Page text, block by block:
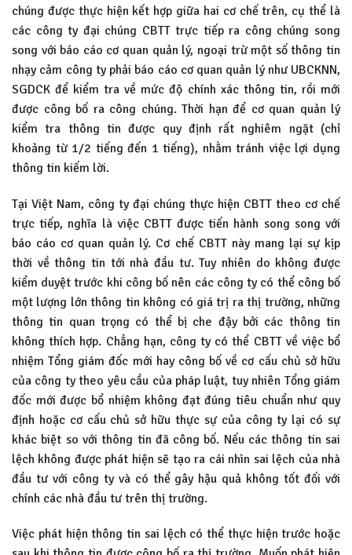
chúng được thực hiện kết hợp giữa hai cơ chế trên, cụ thể là
các công ty đại chúng CBTT trực tiếp ra công chúng song
song với báo cáo cơ quan quản lý, ngoại trừ một số thông tin
nhạy cảm công ty phải báo cáo cơ quan quản lý như UBCKNN,
SGDCK để kiểm tra về mức độ chính xác thông tin, rồi mới
được công bố ra công chúng. Thời hạn để cơ quan quản lý
kiểm tra thông tin được quy định rất nghiêm ngặt (chỉ
khoảng từ 1/2 tiếng đến 1 tiếng), nhằm tránh việc lợi dụng
thông tin kiếm lời.
Tại Việt Nam, công ty đại chúng thực hiện CBTT theo cơ chế
trực tiếp, nghĩa là việc CBTT được tiến hành song song với
báo cáo cơ quan quản lý. Cơ chế CBTT này mang lại sự kịp
thời về thông tin tới nhà đầu tư. Tuy nhiên do không được
kiểm duyệt trước khi công bố nên các công ty có thể công bố
một lượng lớn thông tin không có giá trị ra thị trường, những
thông tin quan trọng có thể bị che đậy bởi các thông tin
không thích hợp. Chẳng hạn, công ty có thể CBTT về việc bổ
nhiệm Tổng giám đốc mới hay công bố về cơ cấu chủ sở hữu
của công ty theo yêu cầu của pháp luật, tuy nhiên Tổng giám
đốc mới được bổ nhiệm không đạt đúng tiêu chuẩn như quy
định hoặc cơ cấu chủ sở hữu thực sự của công ty lại có sự
khác biệt so với thông tin đã công bố. Nếu các thông tin sai
lệch không được phát hiện sẽ tạo ra cái nhìn sai lệch của nhà
đầu tư với công ty và có thể gây hậu quả không tốt đối với
chính các nhà đầu tư trên thị trường.
Việc phát hiện thông tin sai lệch có thể thực hiện trước hoặc